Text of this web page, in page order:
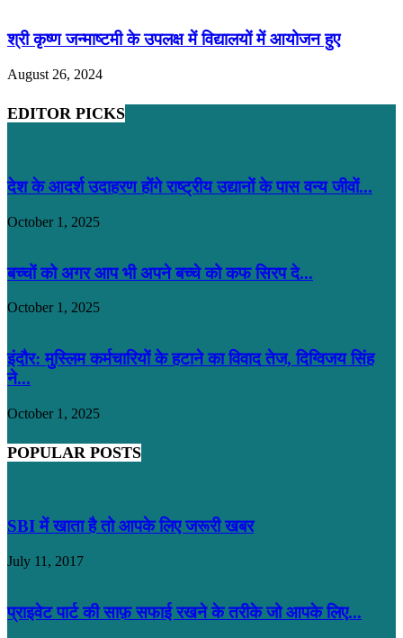
श्री कृष्ण जन्माष्टमी के उपलक्ष में विद्यालयों में आयोजन हुए
August 26, 2024
EDITOR PICKS
देश के आदर्श उदाहरण होंगे राष्ट्रीय उद्यानों के पास वन्य जीवों...
October 1, 2025
बच्चों को अगर आप भी अपने बच्चे को कफ सिरप दे...
October 1, 2025
इंदौर: मुस्लिम कर्मचारियों के हटाने का विवाद तेज, दिग्विजय सिंह
ने...
October 1, 2025
POPULAR POSTS
SBI में खाता है तो आपके लिए जरूरी खबर
July 11, 2017
प्राइवेट पार्ट की साफ़ सफाई रखने के तरीके जो आपके लिए...